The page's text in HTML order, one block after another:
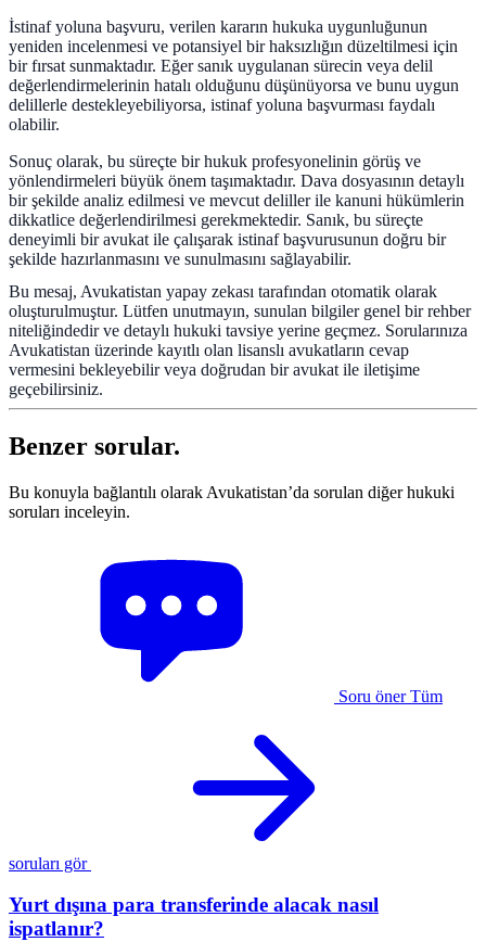
İstinaf yoluna başvuru, verilen kararın hukuka uygunluğunun
yeniden incelenmesi ve potansiyel bir haksızlığın düzeltilmesi için
bir fırsat sunmaktadır. Eğer sanık uygulanan sürecin veya delil
değerlendirmelerinin hatalı olduğunu düşünüyorsa ve bunu uygun
delillerle destekleyebiliyorsa, istinaf yoluna başvurması faydalı
olabilir.
Sonuç olarak, bu süreçte bir hukuk profesyonelinin görüş ve
yönlendirmeleri büyük önem taşımaktadır. Dava dosyasının detaylı
bir şekilde analiz edilmesi ve mevcut deliller ile kanuni hükümlerin
dikkatlice değerlendirilmesi gerekmektedir. Sanık, bu süreçte
deneyimli bir avukat ile çalışarak istinaf başvurusunun doğru bir
şekilde hazırlanmasını ve sunulmasını sağlayabilir.
Bu mesaj, Avukatistan yapay zekası tarafından otomatik olarak
oluşturulmuştur. Lütfen unutmayın, sunulan bilgiler genel bir rehber
niteliğindedir ve detaylı hukuki tavsiye yerine geçmez. Sorularınıza
Avukatistan üzerinde kayıtlı olan lisanslı avukatların cevap
vermesini bekleyebilir veya doğrudan bir avukat ile iletişime
geçebilirsiniz.
Benzer sorular.
Bu konuyla bağlantılı olarak Avukatistan’da sorulan diğer hukuki
soruları inceleyin.
Soru öner Tüm
soruları gör
Yurt dışına para transferinde alacak nasıl
ispatlanır?